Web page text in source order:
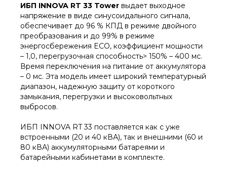
ИБП INNOVA RT 33 Tower выдает выходное
напряжение в виде синусоидального сигнала,
обеспечивает до 96 % КПД в режиме двойного
преобразования и до 99% в режиме
энергосбережения ECO, коэффициент мощности
– 1,0, перегрузочная способность> 150% – 400 мс.
Время переключения на питание от аккумулятора
– 0 мс. Эта модель имеет широкий температурный
диапазон, надежную защиту от короткого
замыкания, перегрузки и высоковольтных
выбросов.
ИБП INNOVA RT 33 поставляется как с уже
встроенными (20 и 40 кВА), так и внешними (60 и
80 кВА) аккумуляторными батареями и
батарейными кабинетами в комплекте.